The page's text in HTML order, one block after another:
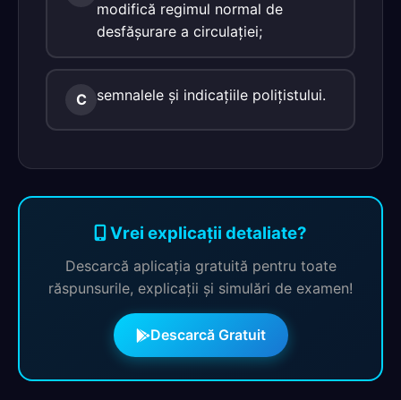
modifică regimul normal de
desfăşurare a circulaţiei;
C semnalele şi indicaţiile poliţistului.
Vrei explicații detaliate?
Descarcă aplicația gratuită pentru toate
răspunsurile, explicații și simulări de examen!
Descarcă Gratuit